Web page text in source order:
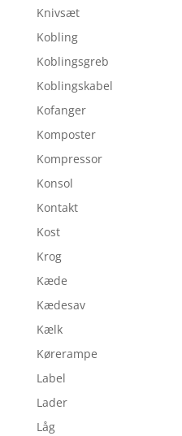
Knivsæt
Kobling
Koblingsgreb
Koblingskabel
Kofanger
Komposter
Kompressor
Konsol
Kontakt
Kost
Krog
Kæde
Kædesav
Kælk
Kørerampe
Label
Lader
Låg